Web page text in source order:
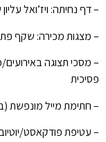
– דף נחיתה: ויז’ואל עליון
– מצגות מכירה: שקף
– מסכי תצוגה
פסיכית
– חתימת מייל מונפשת
– עטיפת פודקאסט/